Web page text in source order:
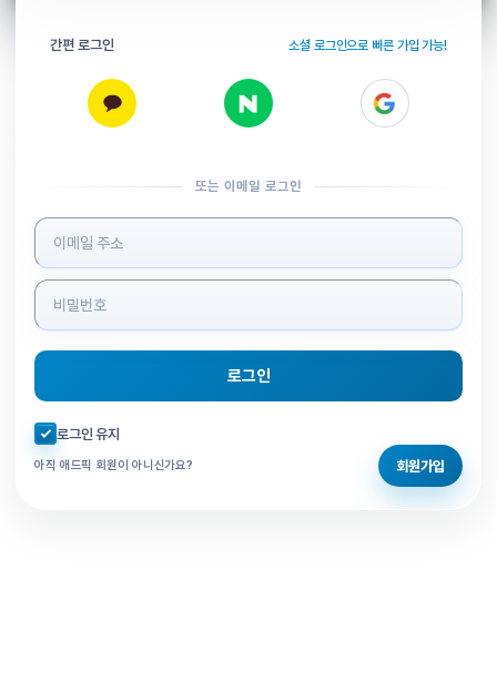
간편 로그인 소셜 로그인으로 빠른 가입 가능!
또는 이메일 로그인
로그인 정보 입력
로그인
자동로그인 체크
로그인 유지
아직 애드픽 회원이 아니신가요? 회원가입